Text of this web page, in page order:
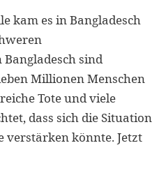
kam es in Bangladesch
sind
Millionen Menschen
Tote und viele
dass sich die Situation
verstärken könnte. Jetzt
nutzen
Cookies zu
helfen
Online-